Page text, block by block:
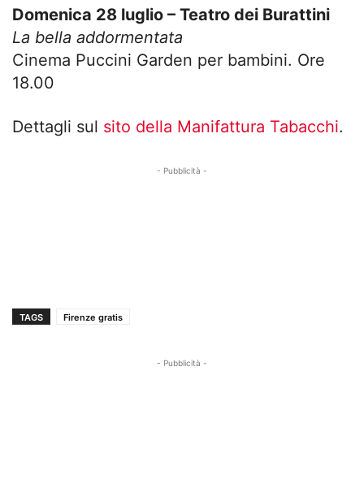
Domenica 28 luglio – Teatro dei Burattini
La bella addormentata
Cinema Puccini Garden per bambini. Ore
18.00
Dettagli sul sito della Manifattura Tabacchi.
- Pubblicità -
TAGS Firenze gratis
- Pubblicità -